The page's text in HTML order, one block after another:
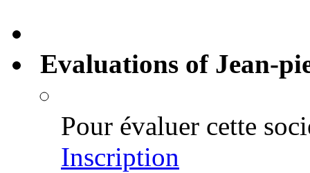
Evaluations of Jean-
Pour évaluer cette
Inscription